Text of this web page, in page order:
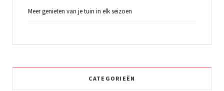
Meer genieten van je tuin in elk seizoen
CATEGORIEËN